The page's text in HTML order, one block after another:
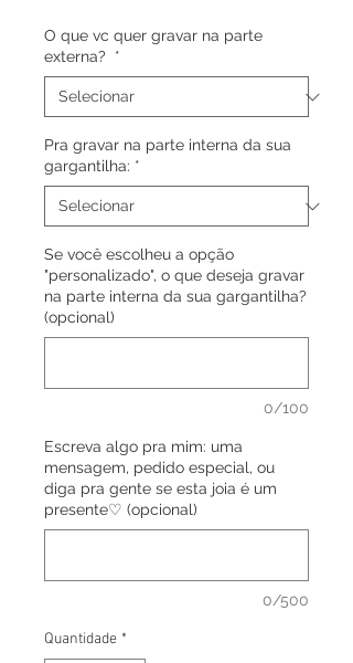
O que vc quer gravar na parte
externa?
*
Pra gravar na parte interna da sua
gargantilha: *
Se você escolheu a opção
"personalizado", o que deseja gravar
na parte interna da sua gargantilha?
(opcional)
0/100
Escreva algo pra mim: uma
mensagem, pedido especial, ou
diga pra gente se esta joia é um
presente♡ (opcional)
0/500
Quantidade *